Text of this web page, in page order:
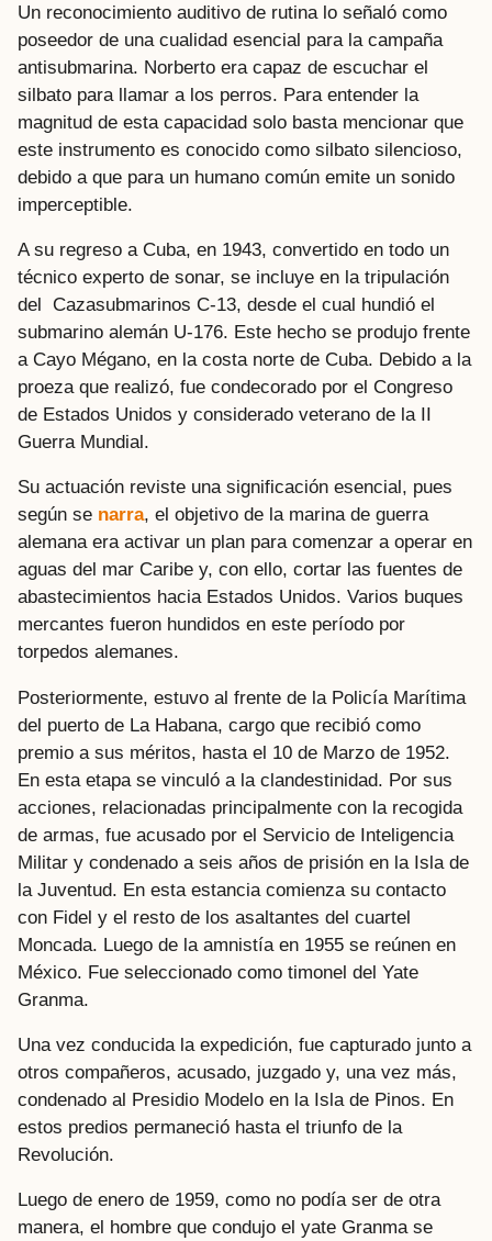
Un reconocimiento auditivo de rutina lo señaló como
poseedor de una cualidad esencial para la campaña
antisubmarina. Norberto era capaz de escuchar el
silbato para llamar a los perros. Para entender la
magnitud de esta capacidad solo basta mencionar que
este instrumento es conocido como silbato silencioso,
debido a que para un humano común emite un sonido
imperceptible.
A su regreso a Cuba, en 1943, convertido en todo un
técnico experto de sonar, se incluye en la tripulación
del Cazasubmarinos C-13, desde el cual hundió el
submarino alemán U-176. Este hecho se produjo frente
a Cayo Mégano, en la costa norte de Cuba. Debido a la
proeza que realizó, fue condecorado por el Congreso
de Estados Unidos y considerado veterano de la II
Guerra Mundial.
Su actuación reviste una significación esencial, pues
según se narra, el objetivo de la marina de guerra
alemana era activar un plan para comenzar a operar en
aguas del mar Caribe y, con ello, cortar las fuentes de
abastecimientos hacia Estados Unidos. Varios buques
mercantes fueron hundidos en este período por
torpedos alemanes.
Posteriormente, estuvo al frente de la Policía Marítima
del puerto de La Habana, cargo que recibió como
premio a sus méritos, hasta el 10 de Marzo de 1952.
En esta etapa se vinculó a la clandestinidad. Por sus
acciones, relacionadas principalmente con la recogida
de armas, fue acusado por el Servicio de Inteligencia
Militar y condenado a seis años de prisión en la Isla de
la Juventud. En esta estancia comienza su contacto
con Fidel y el resto de los asaltantes del cuartel
Moncada. Luego de la amnistía en 1955 se reúnen en
México. Fue seleccionado como timonel del Yate
Granma.
Una vez conducida la expedición, fue capturado junto a
otros compañeros, acusado, juzgado y, una vez más,
condenado al Presidio Modelo en la Isla de Pinos. En
estos predios permaneció hasta el triunfo de la
Revolución.
Luego de enero de 1959, como no podía ser de otra
manera, el hombre que condujo el yate Granma se